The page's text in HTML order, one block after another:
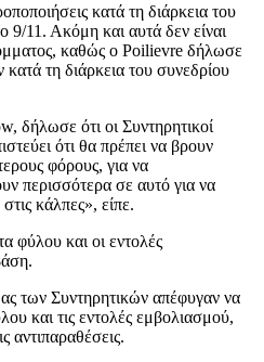
κατά τη διάρκεια του
11. Ακόμη και αυτά δεν είναι
καθώς ο Poilievre δήλωσε
τη διάρκεια του συνεδρίου
ότι οι Συντηρητικοί
ότι θα πρέπει να βρουν
φόρους, για να
περισσότερα σε αυτό για να
κάλπες», είπε.
φύλου και οι εντολές
των Συντηρητικών απέφυγαν να
και τις εντολές εμβολιασμού,
αντιπαραθέσεις.